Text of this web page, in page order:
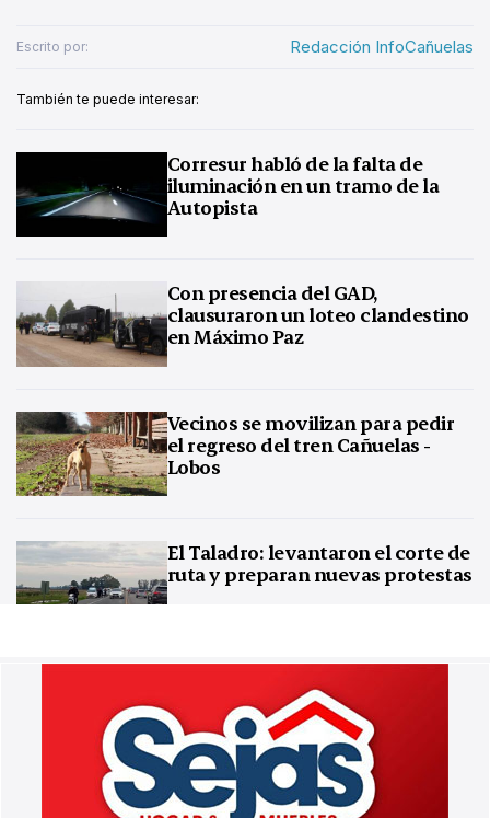
Escrito por: Redacción InfoCañuelas
También te puede interesar:
Corresur habló de la falta de
iluminación en un tramo de la
Autopista
Con presencia del GAD,
clausuraron un loteo clandestino
en Máximo Paz
Vecinos se movilizan para pedir
el regreso del tren Cañuelas -
Lobos
El Taladro: levantaron el corte de
ruta y preparan nuevas protestas